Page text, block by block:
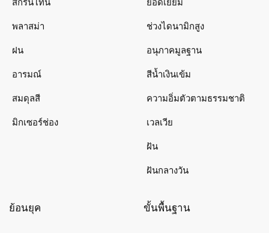
สกรีนโทน
พลาสม่า
ฝน
อารมณ์
สมดุลสี
มิกเซอร์ช่อง
ยอดเยี่ยม
ช่วงไดนามิกสูง
อนุภาคมูลฐาน
สีน้ำเงินเข้ม
ความอิ่มตัวตามธรรมชาติ
เวลเวีย
ฝัน
ฝันกลางวัน
ย้อนยุค ขั้นพื้นฐาน